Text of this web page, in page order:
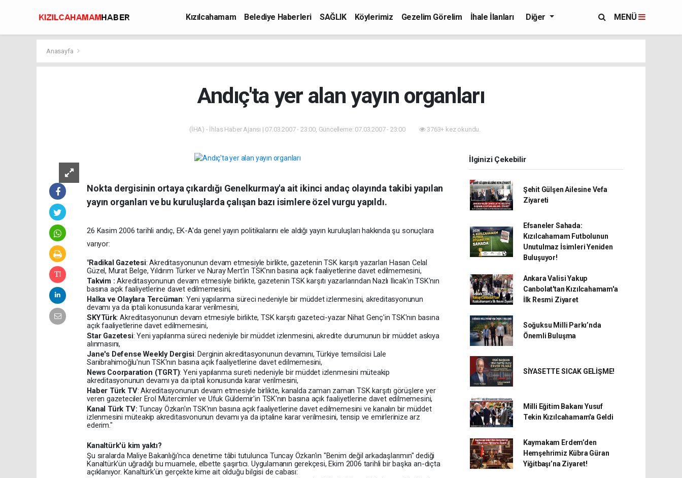
Kızılcahamam Belediye Haberleri SAĞLIK Köylerimiz Gezelim Görelim
İhale İlanları
Diğer MENÜ
Anasayfa
Andıç'ta yer alan yayın organları
(İHA) - İhlas Haber Ajansı | 07.03.2007 - 23:00, Güncelleme: 07.03.2007 - 23:00 3763+ kez okundu.
Nokta dergisinin ortaya çıkardığı Genelkurmay'a ait ikinci andaç olayında takibi yapılan
yayın organları ve bu kuruluşlarda çalışan bazı isimlere özel vurgu yapıldı.
26 Kasim 2006 tarihli andıç, EK-A'da genel yayın politikalarını ele aldığı yayın kuruluşları hak­kında şu sonuçlara
varıyor:
"Radikal Gazetesi: Akreditasyonunun de­vam etmesiyle birlikte, gazetenin TSK karşıtı yazarları Hasan Celal
Güzel, Murat Belge, Yıl­dırım Türker ve Nuray Mert'in TSK'nın basına açık faaliyetlerine davet edilmemesini,
Takvim :Akreditasyonunun devam etme­siyle birlikte, gazetenin TSK karşıtı yazarların­dan Nazlı Ilıcak'ın TSK'nın
basına açık faali­yetlerine davet edilmemesini,
Halka ve Olaylara Tercüman: Yeni yapılan­ma süreci nedeniyle bir müddet izlenmesini, akreditasyonunun
devamı ya da iptali konu­sunda karar verilmesini,
SKYTürk: Akreditasyonunun devam etme­siyle birlikte, TSK karşıtı gazeteci-yazar Nihat Genç'in TSK'nın basına
açık faaliyetlerine da­vet edilmemesini,
Star Gazetesi: Yeni yapılanma süreci nede­niyle bir müddet izlenmesini, akredite duru­munun bir müddet askıya
alınmasını,
Jane's Defense Weekly Dergisi: Derginin akreditasyonunun devamını, Türkiye temsilcisi Lale
Sarıibrahimoğlu'nun TSK'nın basına açık faaliyetlerine davet edilmemesini,
News Coorparation (TGRT): Yeni yapılanma sureti nedeniyle bir müddet izlenmesini mü­teakip
akreditasyonunun devamı ya da iptali konusunda karar verilmesini,
Haber Türk TV: Akreditasyonunun devam etmesiyle birlikte, kanalda zaman zaman TSK karşıtı görüşlere yer
veren gazeteciler Erol Mütercimler ve Ufuk Güldemir'in TSK'nın basına açık faaliyetlerine davet edilmemesini,
Kanal Türk TV: Tuncay Özkan'ın TSK'nın ba­sına açık faaliyetlerine davet edilmemesini ve kanalın bir müddet
izlenmesini müteakip akreditasvonunun devamı ya da iptaline karar verilmesini, tensip ve emirlerinize arz
ederim."
Kanaltürk'ü kim yaktı?
Şu sıralarda Maliye Bakanlığı'nca denetime tâbi tutulunca Tuncay Özkan'ın "Benim değil arkadaşlarımın" dediği
Kanaltürk'ün uğra­dığı bu muamele, elbette şaşırtıcı. Uygulama­nın gerekçesi, Ekim 2006 tarihli bir başka an-dıçta
açıklanıyor. Kanaltürk'ün gerçekte kime ait olduğu bilgisi de cabası:
İlginizi Çekebilir
Şehit Gülşen Ailesine Vefa
Ziyareti
Efsaneler Sahada:
Kızılcahamam Futbolunun
Unutulmaz İsimleri Yeniden
Buluşuyor!
Ankara Valisi Yakup
Canbolat'tan Kızılcahamam'a
İlk Resmi Ziyaret
Soğuksu Milli Parkı’nda
Önemli Buluşma
SİYASETTE SICAK GELİŞME!
Milli Eğitim Bakanı Yusuf
Tekin Kızılcahamam'a Geldi
Kaymakam Erdem’den
Hemşehrimiz Kübra Güran
Yiğitbaşı’na Ziyaret!